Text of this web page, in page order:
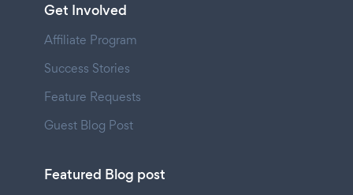
Get Involved
Affiliate Program
Success Stories
Feature Requests
Guest Blog Post
Featured Blog post